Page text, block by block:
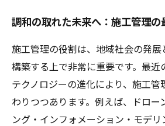
調和の取れた未来へ：施工管理の
施工管理の役割は、地域社会の発展
構築する上で非常に重要です。最近
テクノロジーの進化により、施工管
わりつつあります。例えば、ドロー
ング・インフォメーション・モデリ